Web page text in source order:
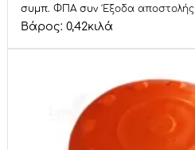
συμπ. ΦΠΑ συνΈξοδα αποστολής
Βάρος: 0,42κιλά